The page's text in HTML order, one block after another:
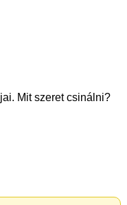
Mit szeret csinálni?